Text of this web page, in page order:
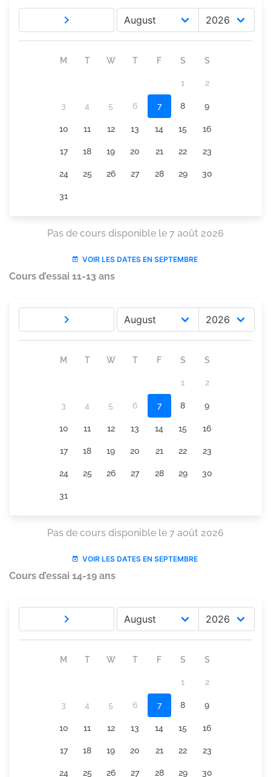
Cours d’essai 11-13 ans
Cours d’essai 14-19 ans